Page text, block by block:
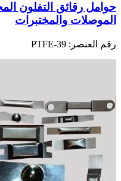
حوامل رقائق التفلون
الموصلات والمختبرات
رقم العنصر: